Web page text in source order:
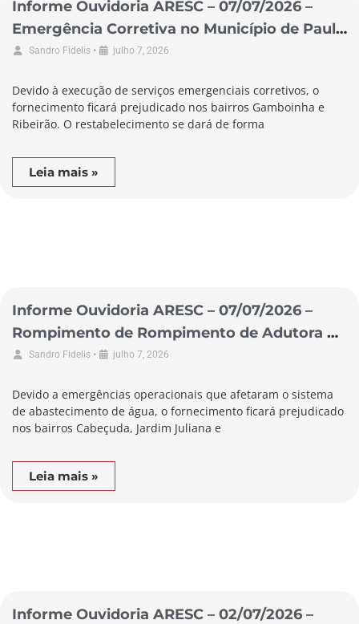
Informe Ouvidoria ARESC – 07/07/2026 –
Emergência Corretiva no Município de Paulo
Lopes
Sandro Fidelis • julho 7, 2026
Devido à execução de serviços emergenciais corretivos, o
fornecimento ficará prejudicado nos bairros Gamboinha e
Ribeirão. O restabelecimento se dará de forma
Leia mais »
Informe Ouvidoria ARESC – 07/07/2026 –
Rompimento de Rompimento de Adutora no
Município de Laguna
Sandro Fidelis • julho 7, 2026
Devido a emergências operacionais que afetaram o sistema
de abastecimento de água, o fornecimento ficará prejudicado
nos bairros Cabeçuda, Jardim Juliana e
Leia mais »
Informe Ouvidoria ARESC – 02/07/2026 –